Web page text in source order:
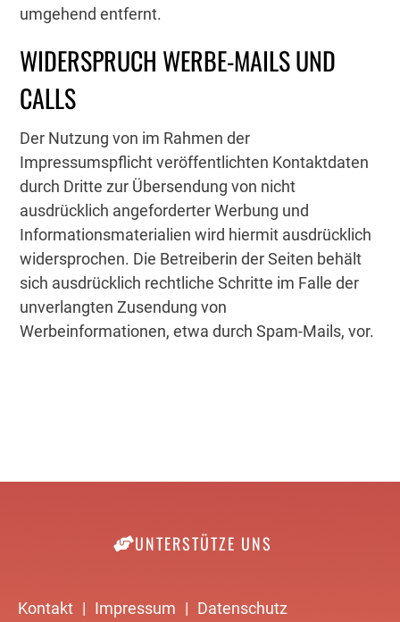
umgehend entfernt.
WIDERSPRUCH WERBE-MAILS UND
CALLS
Der Nutzung von im Rahmen der
Impressumspflicht veröffentlichten Kontaktdaten
durch Dritte zur Übersendung von nicht
ausdrücklich angeforderter Werbung und
Informationsmaterialien wird hiermit ausdrücklich
widersprochen. Die Betreiberin der Seiten behält
sich ausdrücklich rechtliche Schritte im Falle der
unverlangten Zusendung von
Werbeinformationen, etwa durch Spam-Mails, vor.
UNTERSTÜTZE UNS
Kontakt | Impressum | Datenschutz